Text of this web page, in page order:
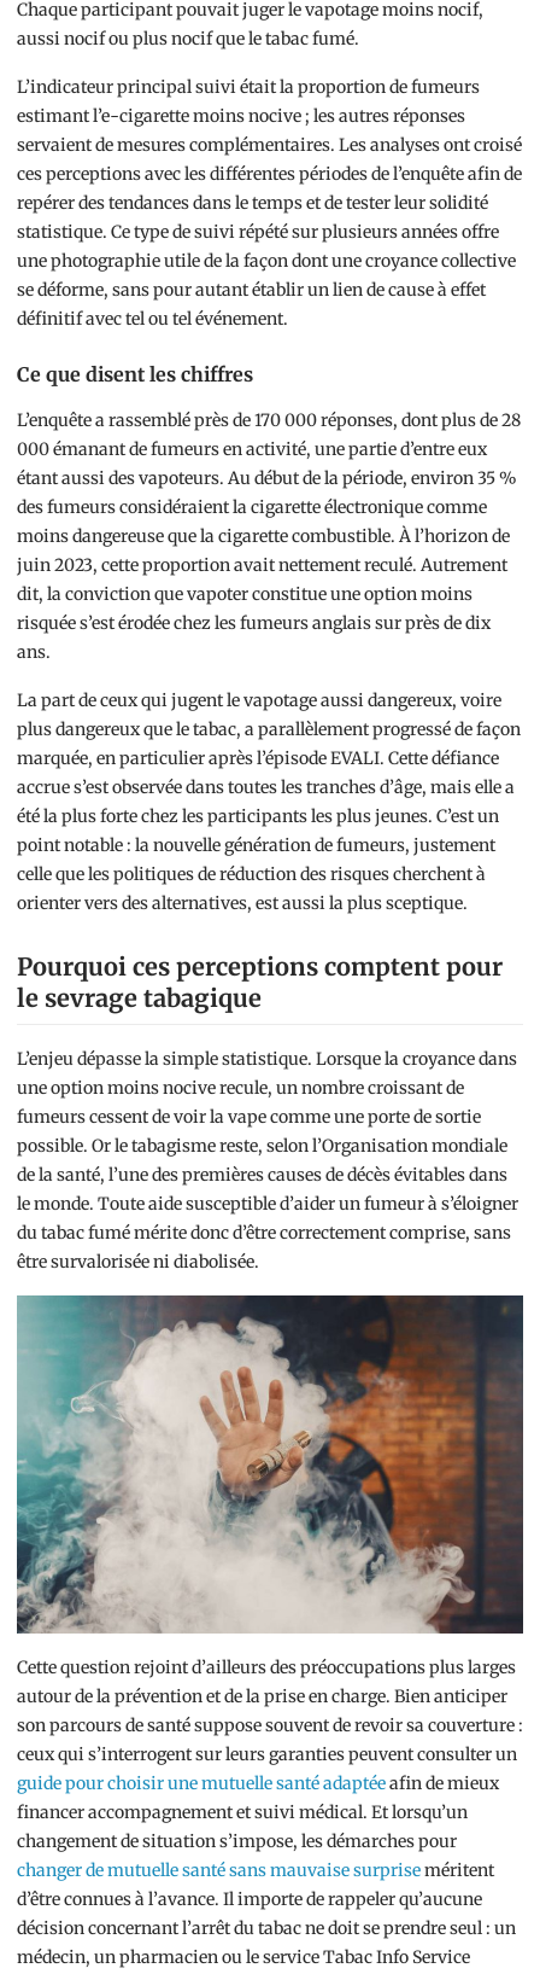
Chaque participant pouvait juger le vapotage moins nocif,
aussi nocif ou plus nocif que le tabac fumé.
L’indicateur principal suivi était la proportion de fumeurs
estimant l’e-cigarette moins nocive ; les autres réponses
servaient de mesures complémentaires. Les analyses ont croisé
ces perceptions avec les différentes périodes de l’enquête afin de
repérer des tendances dans le temps et de tester leur solidité
statistique. Ce type de suivi répété sur plusieurs années offre
une photographie utile de la façon dont une croyance collective
se déforme, sans pour autant établir un lien de cause à effet
définitif avec tel ou tel événement.
Ce que disent les chiffres
L’enquête a rassemblé près de 170 000 réponses, dont plus de 28
000 émanant de fumeurs en activité, une partie d’entre eux
étant aussi des vapoteurs. Au début de la période, environ 35 %
des fumeurs considéraient la cigarette électronique comme
moins dangereuse que la cigarette combustible. À l’horizon de
juin 2023, cette proportion avait nettement reculé. Autrement
dit, la conviction que vapoter constitue une option moins
risquée s’est érodée chez les fumeurs anglais sur près de dix
ans.
La part de ceux qui jugent le vapotage aussi dangereux, voire
plus dangereux que le tabac, a parallèlement progressé de façon
marquée, en particulier après l’épisode EVALI. Cette défiance
accrue s’est observée dans toutes les tranches d’âge, mais elle a
été la plus forte chez les participants les plus jeunes. C’est un
point notable : la nouvelle génération de fumeurs, justement
celle que les politiques de réduction des risques cherchent à
orienter vers des alternatives, est aussi la plus sceptique.
Pourquoi ces perceptions comptent pour
le sevrage tabagique
L’enjeu dépasse la simple statistique. Lorsque la croyance dans
une option moins nocive recule, un nombre croissant de
fumeurs cessent de voir la vape comme une porte de sortie
possible. Or le tabagisme reste, selon l’Organisation mondiale
de la santé, l’une des premières causes de décès évitables dans
le monde. Toute aide susceptible d’aider un fumeur à s’éloigner
du tabac fumé mérite donc d’être correctement comprise, sans
être survalorisée ni diabolisée.
Cette question rejoint d’ailleurs des préoccupations plus larges
autour de la prévention et de la prise en charge. Bien anticiper
son parcours de santé suppose souvent de revoir sa couverture :
ceux qui s’interrogent sur leurs garanties peuvent consulter un
guide pour choisir une mutuelle santé adaptéeafin de mieux
financer accompagnement et suivi médical. Et lorsqu’un
changement de situation s’impose, les démarches pour
changer de mutuelle santé sans mauvaise surpriseméritent
d’être connues à l’avance. Il importe de rappeler qu’aucune
décision concernant l’arrêt du tabac ne doit se prendre seul : un
médecin, un pharmacien ou le service Tabac Info Service